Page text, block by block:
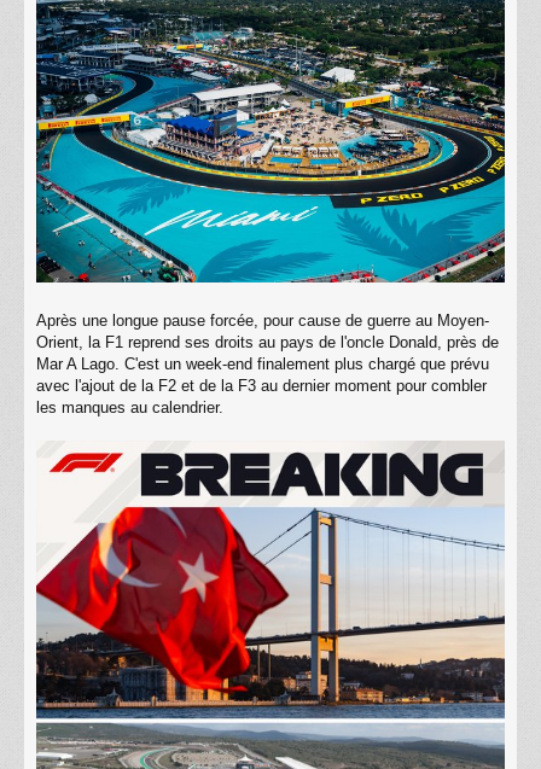
s
a
g
e
Après une longue pause forcée, pour cause de guerre au Moyen-
Orient, la F1 reprend ses droits au pays de l'oncle Donald, près de
Mar A Lago. C'est un week-end finalement plus chargé que prévu
avec l'ajout de la F2 et de la F3 au dernier moment pour combler
les manques au calendrier.